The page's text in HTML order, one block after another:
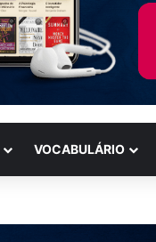
VOCABULÁRIO